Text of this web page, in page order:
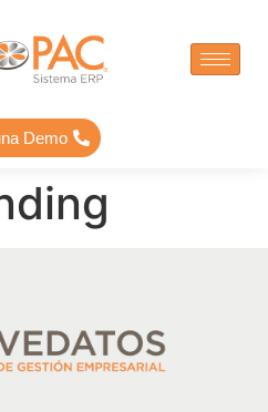
Demo